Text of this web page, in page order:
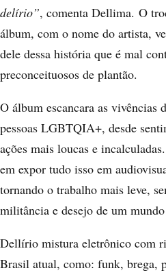
delírio”, comenta Dellima. O
álbum, com o nome do artista,
dele dessa história que é mal
preconceituosos de plantão.
O álbum escancara as vivências
pessoas LGBTQIA+, desde
ações mais loucas e
em expor tudo isso em
tornando o trabalho mais leve,
militância e desejo de um
Dellírio mistura eletrônico com
Brasil atual, como: funk, brega,